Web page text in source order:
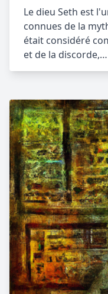
Le dieu Seth est
connues de la
était considéré
et de la discorde,…